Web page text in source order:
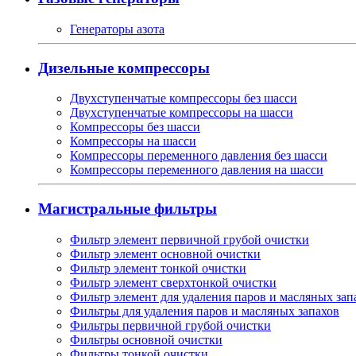
Генераторы азота
Дизельные компрессоры
Двухступенчатые компрессоры без шасси
Двухступенчатые компрессоры на шасси
Компрессоры без шасси
Компрессоры на шасси
Компрессоры переменного давления без шасси
Компрессоры переменного давления на шасси
Магистральные фильтры
Фильтр элемент первичной грубой очистки
Фильтр элемент основной очистки
Фильтр элемент тонкой очистки
Фильтр элемент сверхтонкой очистки
Фильтр элемент для удаления паров и масляных
Фильтры для удаления паров и масляных запахов
Фильтры первичной грубой очистки
Фильтры основной очистки